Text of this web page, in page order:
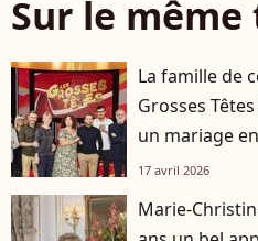
Sur le
La famille de
Grosses
un mariage
17 avril 2026
Marie-